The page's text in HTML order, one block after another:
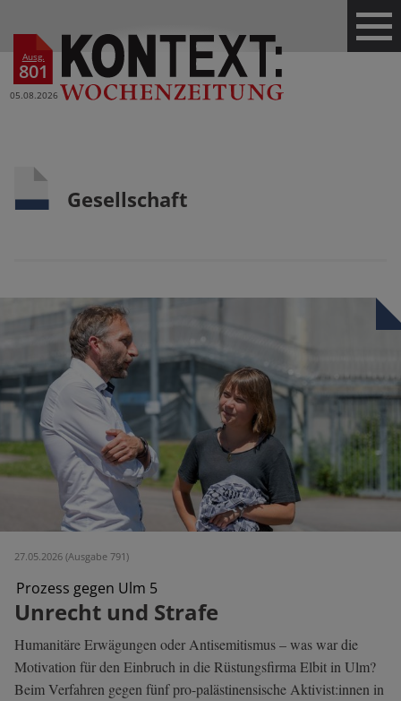
Ausg.
801
05.08.2026
Gesellschaft
27.05.2026 (Ausgabe 791)
Prozess gegen Ulm 5
Unrecht und Strafe
Humanitäre Erwägungen oder Antisemitismus – was war die
Motivation für den Einbruch in die Rüstungsfirma Elbit in Ulm?
Beim Verfahren gegen fünf pro-palästinensische Aktivist:innen in